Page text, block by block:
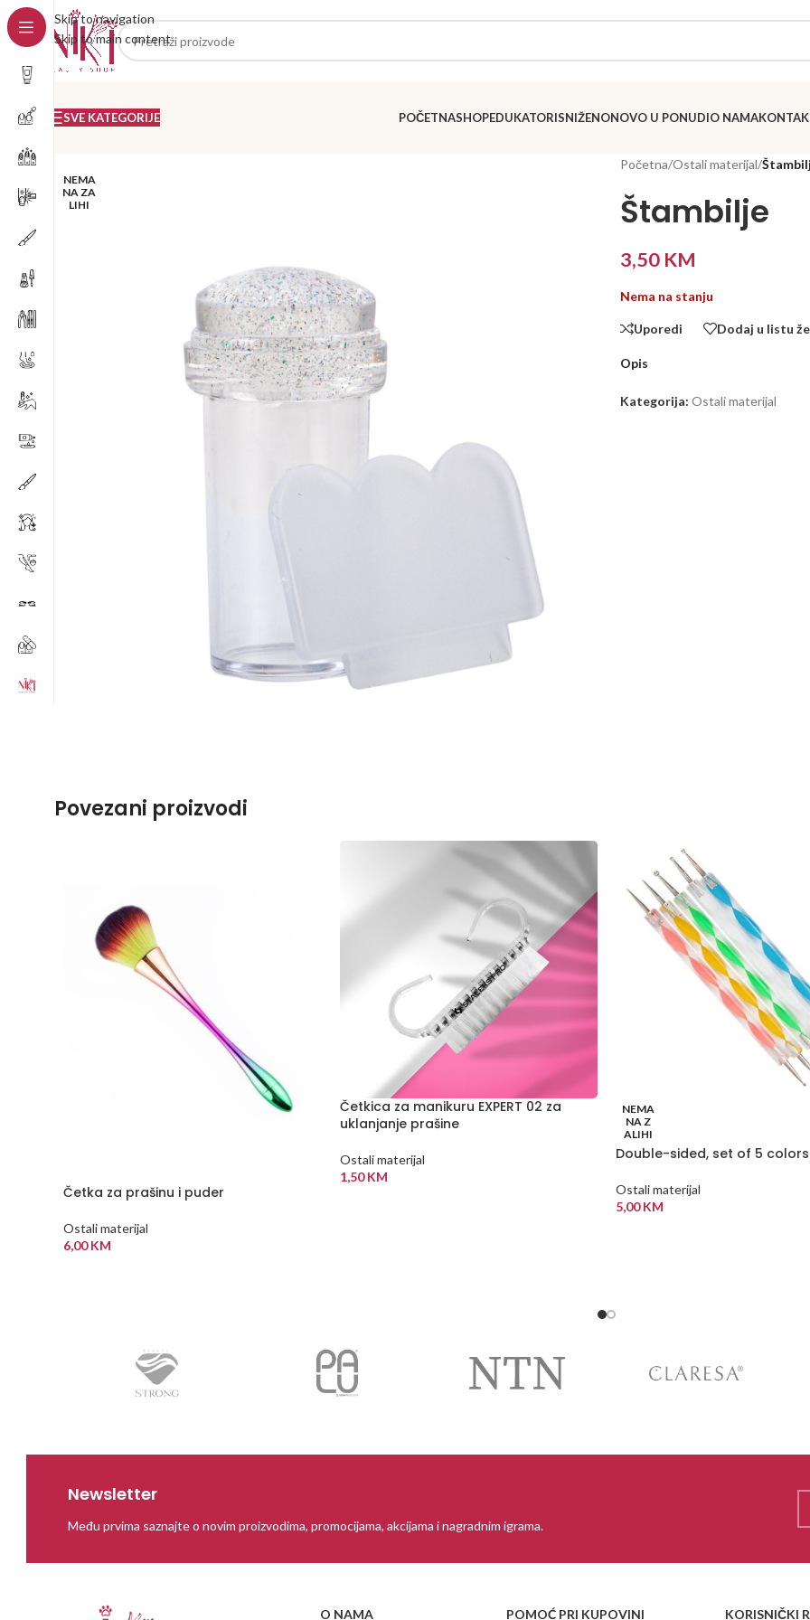
Skip to navigation
Skip to main content
SVE KATEGORIJE POČETNASHOPEDUKATORISNIŽENONOVO U PONUDIO NAMA
NEMA
NA ZA
LIHI
Početna/Ostali materijal/
Štambilje
3,50 KM
Nema na stanju
Uporedi Dodaj u listu
Opis
Kategorija: Ostali materijal
Povezani proizvodi
Četka za prašinu i puder
Ostali materijal
6,00KM
Četkica za manikuru EXPERT 02 za
uklanjanje prašine
Ostali materijal
1,50KM
NEMA
NA Z
ALIHI
Double-sided, set of 5 colors
Ostali materijal
5,00KM
Newsletter
Među prvima saznajte o novim proizvodima, promocijama, akcijama i nagradnim igrama.
O NAMA POMOĆ PRI KUPOVINI KORISNIČKI